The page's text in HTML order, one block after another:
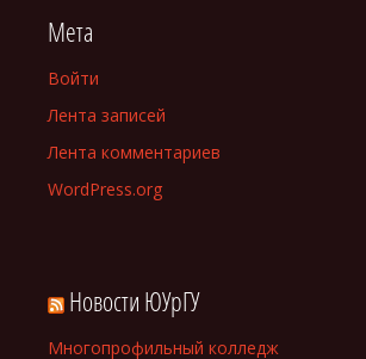
Мета
Войти
Лента записей
Лента комментариев
WordPress.org
Новости ЮУрГУ
Многопрофильный колледж